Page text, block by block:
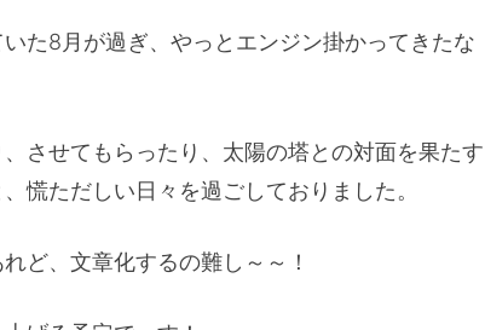
た8月が過ぎ、やっとエンジン掛かってきたな
させてもらったり、太陽の塔との対面を果たす
慌ただしい日々を過ごしておりました。
ど、文章化するの難し～～！